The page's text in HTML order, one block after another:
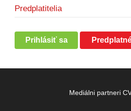
Predplatitelia
Prihlásiť sa
Mediálni partneri